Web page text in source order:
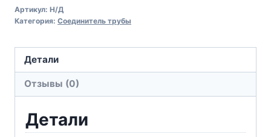
Артикул: Н/Д
Категория: Соединитель трубы
Детали
Отзывы (0)
Детали